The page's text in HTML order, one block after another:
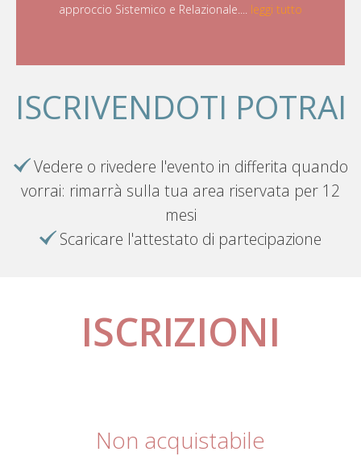
approccio Sistemico e Relazionale.... leggi tutto
ISCRIVENDOTI POTRAI
Vedere o rivedere l'evento in differita quando
vorrai: rimarrà sulla tua area riservata per 12
mesi
Scaricare l'attestato di partecipazione
ISCRIZIONI
Non acquistabile